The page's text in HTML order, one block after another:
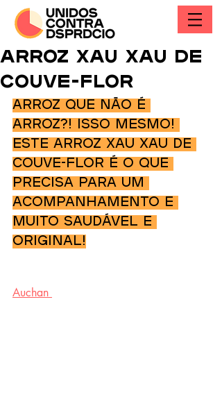
Arroz xau xau de
couve-flor
Arroz que não é
arroz?! Isso mesmo!
Este arroz xau xau de
couve-flor é o que
precisa para um
acompanhamento e
muito saudável e
original!
Auchan